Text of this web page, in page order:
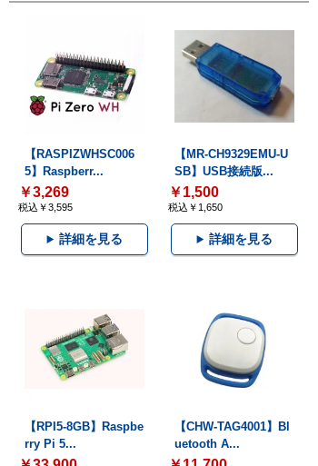
【RASPIZWHSC006
5】Raspberr...
￥3,269
税込￥3,595
詳細を見る
【MR-CH9329EMU-U
SB】USB接続版...
￥1,500
税込￥1,650
詳細を見る
【RPI5-8GB】Raspbe
rry Pi 5...
【CHW-TAG4001】Bl
uetooth A...